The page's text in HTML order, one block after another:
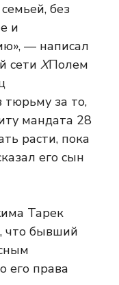
без
и
— написал
сети ХПолем
тюрьму за то,
мандата 28
расти, пока
его сын
Тарек
что бывший
его права